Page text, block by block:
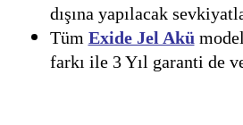
dışına yapılacak
Tüm Exide Jel Akü
farkı ile 3 Yıl garanti de